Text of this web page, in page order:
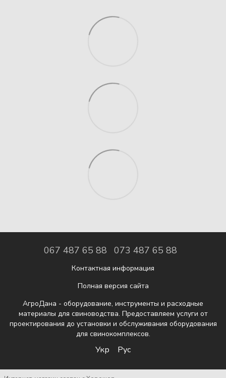
067 487 65 88 073 487 65 88
Контактная информация
Полная версия сайта
АгроДана - оборудование, инструменты и расходные
материалы для свиноводства. Предоставляем услуги от
проектирования до установки и обслуживания оборудования
для свинокомплексов.
Укр Рус